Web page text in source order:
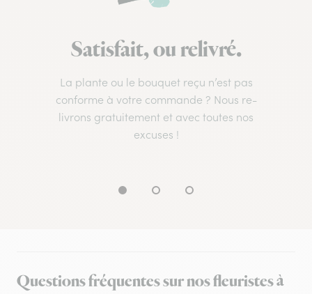
Satisfait, ou relivré.
La plante ou le bouquet reçu n’est pas
conforme à votre commande ? Nous re-
livrons gratuitement et avec toutes nos
excuses !
Questions fréquentes sur nos fleuristes à